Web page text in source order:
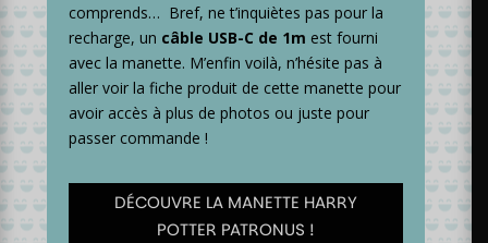
comprends… Bref, ne t’inquiètes pas pour la
recharge, un câble USB-C de 1m est fourni
avec la manette. M’enfin voilà, n’hésite pas à
aller voir la fiche produit de cette manette pour
avoir accès à plus de photos ou juste pour
passer commande !
DÉCOUVRE LA MANETTE HARRY
POTTER PATRONUS !